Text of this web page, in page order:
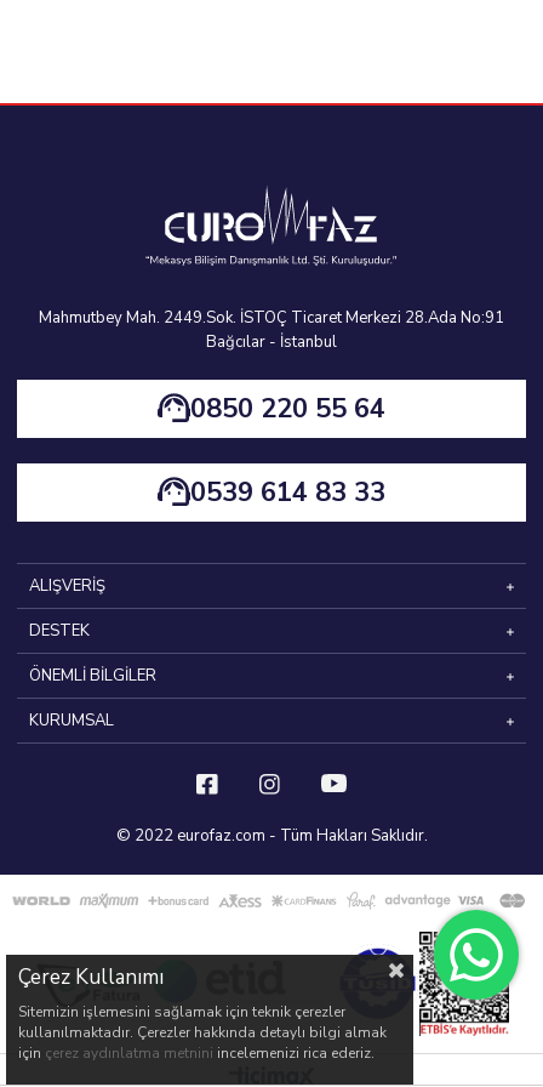
Mahmutbey Mah. 2449.Sok. İSTOÇ Ticaret Merkezi 28.Ada No:91
Bağcılar - İstanbul
0850 220 55 64
0539 614 83 33
ALIŞVERİŞ
DESTEK
ÖNEMLİ BİLGİLER
KURUMSAL
© 2022 eurofaz.com - Tüm Hakları Saklıdır.
Çerez Kullanımı
Sitemizin işlemesini sağlamak için teknik çerezler
kullanılmaktadır. Çerezler hakkında detaylı bilgi almak
için çerez aydınlatma metnini incelemenizi rica ederiz.